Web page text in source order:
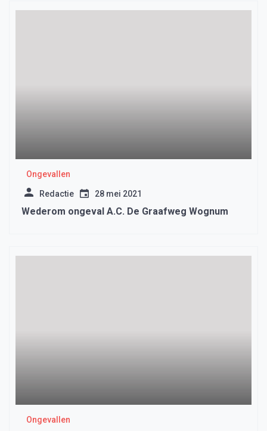
Ongevallen
Redactie 28 mei 2021
Wederom ongeval A.C. De Graafweg Wognum
Ongevallen